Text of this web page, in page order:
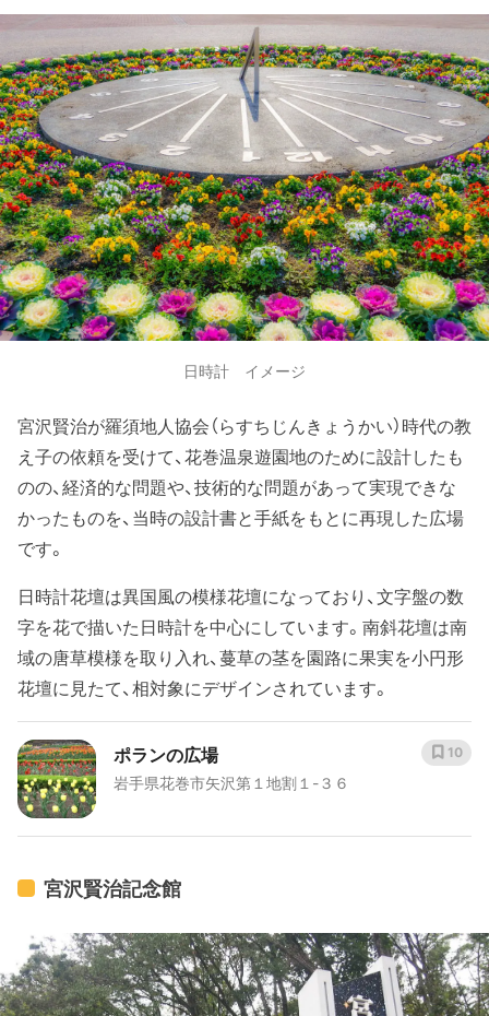
日時計 イメージ
宮沢賢治が羅須地人協会（らすちじんきょうかい）時代の教
え子の依頼を受けて、花巻温泉遊園地のために設計したも
のの、経済的な問題や、技術的な問題があって実現できな
かったものを、当時の設計書と手紙をもとに再現した広場
です。
日時計花壇は異国風の模様花壇になっており、文字盤の数
字を花で描いた日時計を中心にしています。南斜花壇は南
域の唐草模様を取り入れ、蔓草の茎を園路に果実を小円形
花壇に見たて、相対象にデザインされています。
ポランの広場
岩手県花巻市矢沢第１地割１-３６
10
宮沢賢治記念館